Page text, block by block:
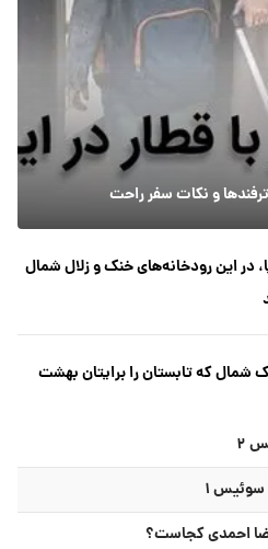
ترفندها و نکات سفر راحت
در این رودخانه‌های خنک و زلال شمال
شمال که تابستان را برایتان بهشت
احمدی کجاست؟